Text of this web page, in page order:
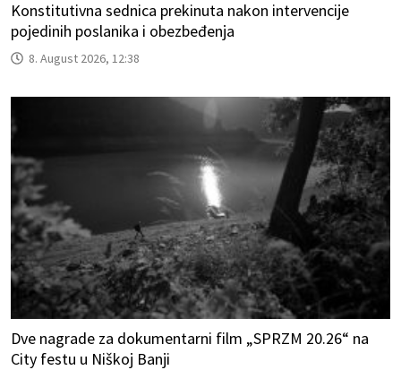
Konstitutivna sednica prekinuta nakon intervencije
pojedinih poslanika i obezbeđenja
8. August 2026, 12:38
Dve nagrade za dokumentarni film „SPRZM 20.26“ na
City festu u Niškoj Banji